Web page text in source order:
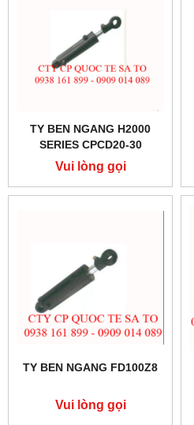
TY BEN NGANG H2000
SERIES CPCD20-30
Vui lòng gọi
TY BEN NGANG FD100Z8
Vui lòng gọi